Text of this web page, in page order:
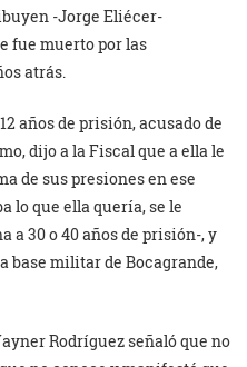
-Jorge Eliécer-
fue muerto por las
atrás.
años de prisión, acusado de
dijo a la Fiscal que a ella le
de sus presiones en ese
lo que ella quería, se le
a 30 o 40 años de prisión-, y
base militar de Bocagrande,
Rodríguez señaló que no